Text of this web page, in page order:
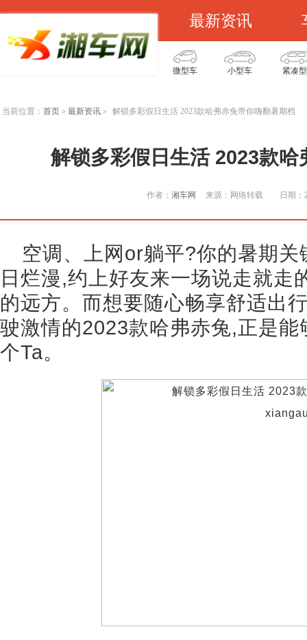
最新资讯
微型车 小型车 紧凑型
当前位置： 首页 > 最新资讯 > 解锁多彩假日生活 2023款哈弗赤兔带你嗨翻暑期档
解锁多彩假日生活 2023款
作者： 湘车网 来源：网络转载 日期
空调、上网or躺平?你的暑期
日烂漫,约上好友来一场说走就走
的远方。而想要随心畅享舒适出
驶激情的2023款哈弗赤兔,正是
个Ta。